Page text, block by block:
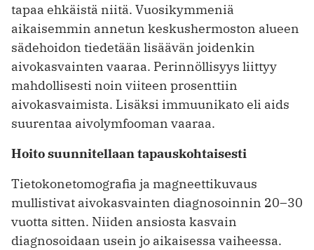
tapaa ehkäistä niitä. Vuosikymmeniä
aikaisemmin annetun keskushermoston alueen
sädehoidon tiedetään lisäävän joidenkin
aivokasvainten vaaraa. Perinnöllisyys liittyy
mahdollisesti noin viiteen prosenttiin
aivokasvaimista. Lisäksi immuunikato eli aids
suurentaa aivolymfooman vaaraa.
Hoito suunnitellaan tapauskohtaisesti
Tietokonetomografia ja magneettikuvaus
mullistivat aivokasvainten diagnosoinnin 20–30
vuotta sitten. Niiden ansiosta kasvain
diagnosoidaan usein jo aikaisessa vaiheessa.